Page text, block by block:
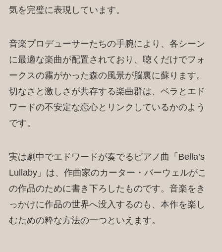
気を完璧に表現しています。
音楽プロデューサーたちの手腕により、各シーン
に最適な楽曲が配置されており、聴くだけでフォ
ークスの霧がかった森の風景が脳裏に蘇ります。
切なさと激しさが共存する楽曲群は、ベラとエド
ワードの不安定な恋心とリンクしているかのよう
です。
実は劇中でエドワードが奏でるピアノ曲「Bella’s
Lullaby」は、作曲家のカーター・バーウェルがこ
の作品のために書き下ろしたものです。音楽をき
っかけに作品の世界へ没入するのも、本作を楽し
むための粋な方法の一つといえます。